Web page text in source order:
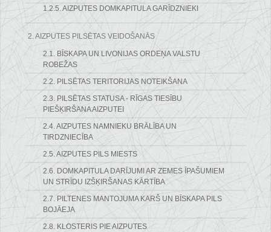
1.2.5. AIZPUTES DOMKAPITULA GARĪDZNIEKI
2. AIZPUTES PILSĒTAS VEIDOŠANĀS
2.1. BĪSKAPA UN LIVONIJAS ORDEŅA VALSTU
ROBEŽAS
2.2. PILSĒTAS TERITORIJAS NOTEIKŠANA
2.3. PILSĒTAS STATUSA - RĪGAS TIESĪBU
PIEŠĶIRŠANA AIZPUTEI
2.4. AIZPUTES NAMNIEKU BRĀLĪBA UN
TIRDZNIECĪBA
2.5. AIZPUTES PILS MIESTS
2.6. DOMKAPITULA DARĪJUMI AR ZEMES ĪPAŠUMIEM
UN STRĪDU IZŠĶIRŠANAS KĀRTĪBA
2.7. PILTENES MANTOJUMA KARŠ UN BĪSKAPA PILS
BOJĀEJA
2.8. KLOSTERIS PIE AIZPUTES